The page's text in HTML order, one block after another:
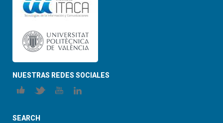
NUESTRAS REDES SOCIALES
SEARCH